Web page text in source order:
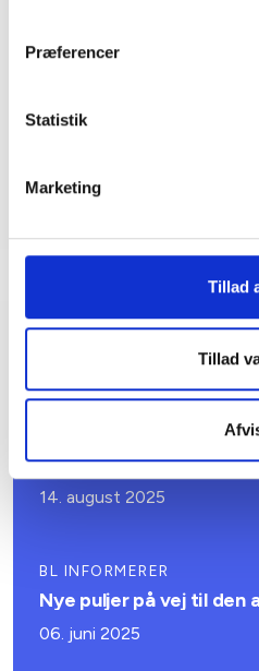
Præferencer
Statistik
Marketing
Tillad
Tillad
efter reglerne om
14. august 2025
BL INFORMERER
Nye puljer på vej til den
06. juni 2025